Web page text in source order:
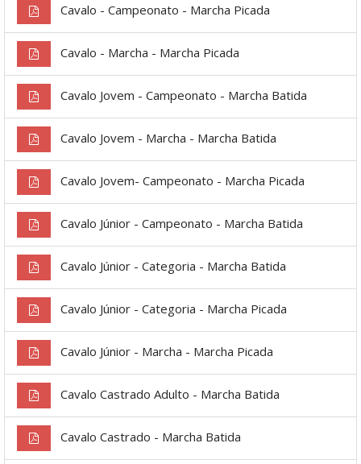
Cavalo - Campeonato - Marcha Picada
Cavalo - Marcha - Marcha Picada
Cavalo Jovem - Campeonato - Marcha Batida
Cavalo Jovem - Marcha - Marcha Batida
Cavalo Jovem- Campeonato - Marcha Picada
Cavalo Júnior - Campeonato - Marcha Batida
Cavalo Júnior - Categoria - Marcha Batida
Cavalo Júnior - Categoria - Marcha Picada
Cavalo Júnior - Marcha - Marcha Picada
Cavalo Castrado Adulto - Marcha Batida
Cavalo Castrado - Marcha Batida